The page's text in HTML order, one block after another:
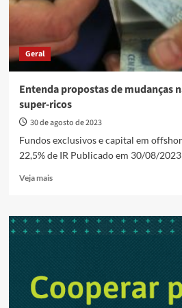
Geral
Entenda propostas de mudanças
super-ricos
30 de agosto de 2023
Fundos exclusivos e capital em
22,5% de IR Publicado em 30/08/
Veja maisRead
Entenda
propostas
tributação
para